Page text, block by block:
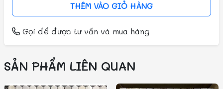
THÊM VÀO GIỎ HÀNG
Gọi để được tư vấn và mua hàng
SẢN PHẨM LIÊN QUAN